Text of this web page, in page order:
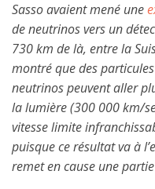
Sasso avaient mené une
de neutrinos vers un
730 km de là, entre la
montré que des
neutrinos peuvent aller
la lumière (300 000 km/
vitesse limite
puisque ce résultat va à
remet en cause une